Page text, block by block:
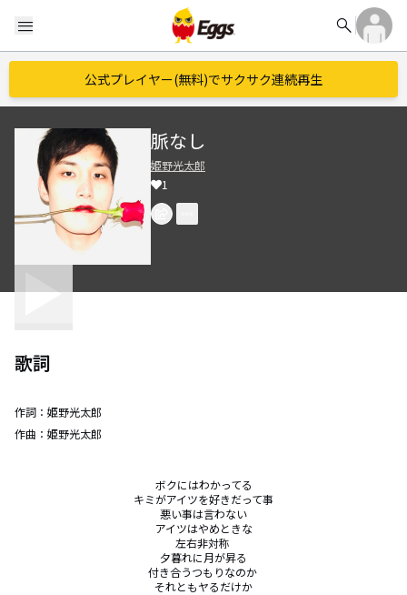
menu search
公式プレイヤー(無料)でサクサク連続再生
脈なし
姫野光太郎
1
歌詞
作詞： 姫野光太郎
作曲： 姫野光太郎
ボクにはわかってる
キミがアイツを好きだって事
悪い事は言わない
アイツはやめときな
左右非対称
夕暮れに月が昇る
付き合うつもりなのか
それともヤるだけか